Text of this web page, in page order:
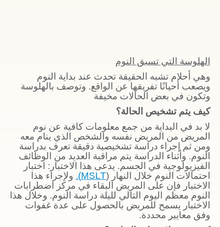
الهلوسة التي تسبق النوم
وهي أحلام تشبه الحقيقة تحدث عند بداية النوم
ويصعب أحيانًا تفريقها عن الواقع. وتوصف بالهلوسة
وتكون في بعض الحالات مخيفة
كيف يتم تشخيص الحالة؟
لا بد في البداية من جمع معلومات كافية عن نوم
المريض من المريض نفسه والشخص الذي ينام معه
ومن ثم إجراء دراسة تشخيصية دقيقة تعرف بدراسة
النوم. وأثناء الدراسة يتم مراقبة العديد من الوظائف
الفيزيولوجية في الجسم. يدعى هذا الاختبار: اختبار
احتمالات النوم خلال النهار (MSLT).
ولإجراء هذا
الاختبار فإن على المريض البقاء في مركز اضطرابات
النوم معظم اليوم التالي لليلة دراسة النوم. وخلال هذا
الاختبار يسمح للمريض بالحصول على عدة غفوات
وفق معايير محددة.